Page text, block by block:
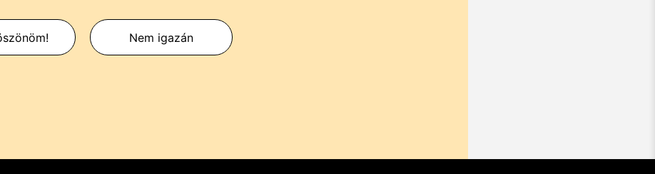
Nem igazán